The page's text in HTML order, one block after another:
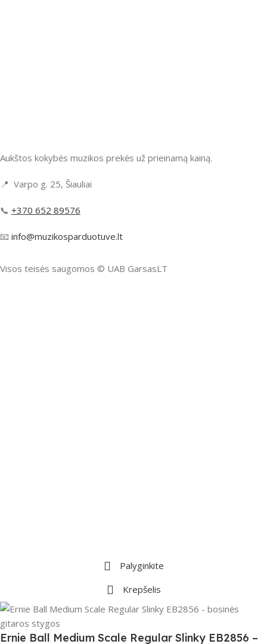
Aukštos kokybės muzikos prekės už prieinamą kainą.
📍 Varpo g. 25, Šiauliai
📞 +370 652 89576
📧 info@muzikosparduotuve.lt
Visos teisės saugomos ©️ UAB GarsasLT
Palyginkite
Krepšelis
Ernie Ball Medium Scale Regular Slinky EB2856 –